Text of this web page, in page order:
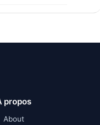
propos
About